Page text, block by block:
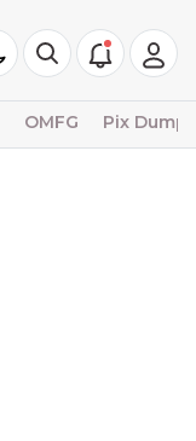
OMFG Pix Dump